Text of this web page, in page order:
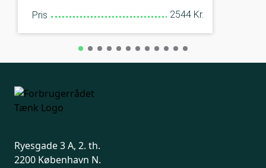
Pris 2544 Kr.
Ryesgade 3 A, 2. th.
2200 København N.